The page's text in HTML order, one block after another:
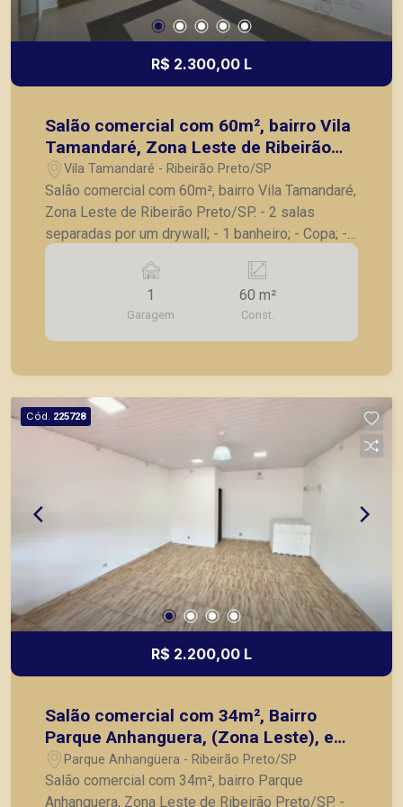
R$ 2.300,00 L
Salão comercial com 60m², bairro Vila
Tamandaré, Zona Leste de Ribeirão
Preto/SP.
Vila Tamandaré - Ribeirão Preto/SP
Salão comercial com 60m², bairro Vila Tamandaré,
Zona Leste de Ribeirão Preto/SP. - 2 salas
separadas por um drywall; - 1 banheiro; - Copa; -
1 vaga de garagem recuada. A Piramid tem como
objetivo atender seus clientes com agilidade e
segurança, em locação, vendas de imóveis
prontos, usados ou mesmo nos principais
lançamentos da cidade de Ribeirão Preto.
1
Garagem
60 m²
Const.
Cód. 225728
R$ 2.200,00 L
Salão comercial com 34m², Bairro
Parque Anhanguera, (Zona Leste), em
Ribeirão Preto/SP:
Parque Anhangüera - Ribeirão Preto/SP
Salão comercial com 34m², bairro Parque
Anhanguera, Zona Leste de Ribeirão Preto/SP. -